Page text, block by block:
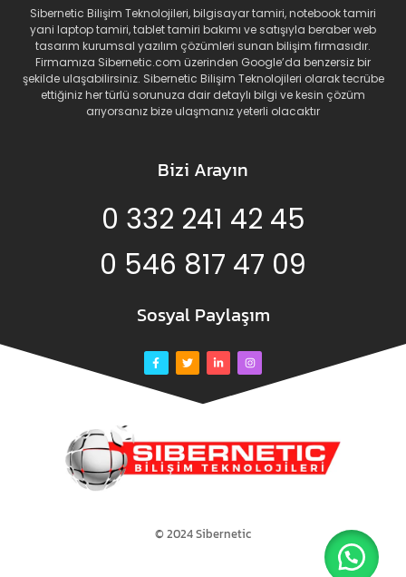
Sibernetic Bilişim Teknolojileri, bilgisayar tamiri, notebook tamiri
yani laptop tamiri, tablet tamiri bakımı ve satışıyla beraber web
tasarım kurumsal yazılım çözümleri sunan bilişim firmasıdır.
Firmamıza Sibernetic.com üzerinden Google’da benzersiz bir
şekilde ulaşabilirsiniz. Sibernetic Bilişim Teknolojileri olarak tecrübe
ettiğiniz her türlü sorunuza dair detaylı bilgi ve kesin çözüm
arıyorsanız bize ulaşmanız yeterli olacaktır
Bizi Arayın
0 332 241 42 45
0 546 817 47 09
Sosyal Paylaşım
© 2024 Sibernetic